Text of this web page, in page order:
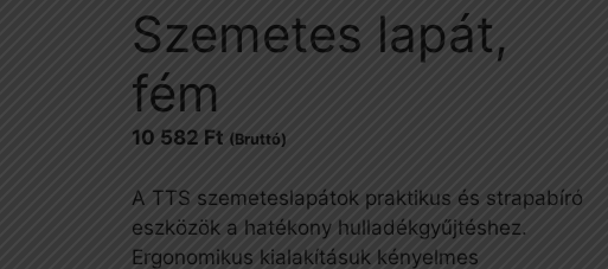
Szemetes lapát,
fém
10 582 Ft (Bruttó)
A TTS szemeteslapátok praktikus és strapabíró
eszközök a hatékony hulladékgyűjtéshez.
Ergonomikus kialakításuk kényelmes